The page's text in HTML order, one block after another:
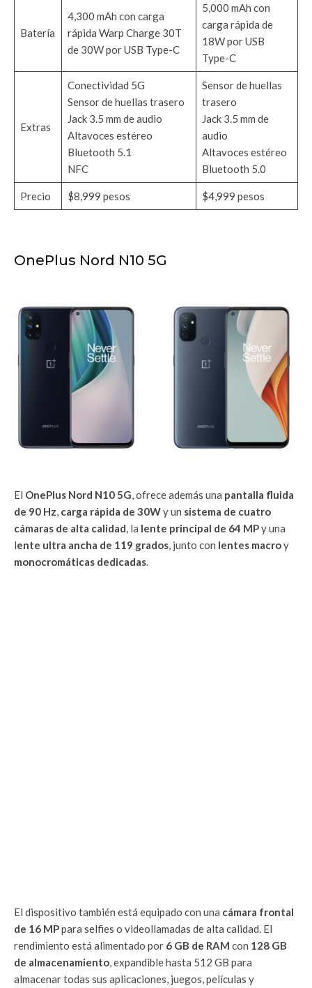
Batería
4,300 mAh con carga
rápida Warp Charge 30T
de 30W por USB Type-C
5,000 mAh con
carga rápida de
18W por USB
Type-C
Extras
Conectividad 5G
Sensor de huellas trasero
Jack 3.5 mm de audio
Altavoces estéreo
Bluetooth 5.1
NFC
Sensor de huellas
trasero
Jack 3.5 mm de
audio
Altavoces estéreo
Bluetooth 5.0
Precio $8,999 pesos $4,999 pesos
OnePlus Nord N10 5G
El OnePlus Nord N10 5G, ofrece además una pantalla fluida
de 90 Hz, carga rápida de 30Wy un sistema de cuatro
cámaras de alta calidad, la lente principal de 64 MPy una
lente ultra ancha de 119 grados, junto con lentes macroy
monocromáticas dedicadas.
El dispositivo también está equipado con una cámara frontal
de 16 MPpara selfies o videollamadas de alta calidad. El
rendimiento está alimentado por 6 GB de RAM con 128 GB
de almacenamiento, expandible hasta 512 GB para
almacenar todas sus aplicaciones, juegos, películas y